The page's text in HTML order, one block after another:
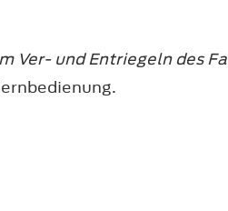
und Entriegeln des